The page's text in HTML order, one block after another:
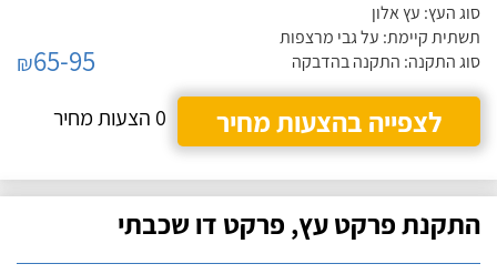
סוג העץ: עץ אלון
תשתית קיימת: על גבי מרצפות
סוג התקנה: התקנה בהדבקה
₪65-95
לצפייה בהצעות מחיר
0 הצעות מחיר
התקנת פרקט עץ, פרקט דו שכבתי